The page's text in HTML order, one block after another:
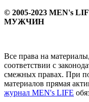
© 2005-2023
МУЖЧИН
Все права на
соответствии с
смежных правах. При
материалов прямая
журнал MEN's LIFE